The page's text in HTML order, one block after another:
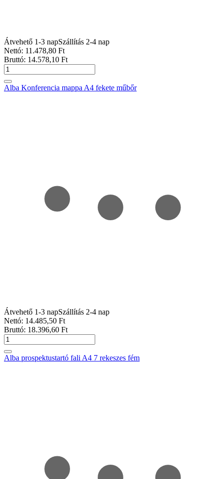
Átvehető 1-3 napSzállítás 2-4 nap
Nettó: 11.478,80 Ft
Bruttó: 14.578,10 Ft
Alba Konferencia mappa A4 fekete műbőr
Átvehető 1-3 napSzállítás 2-4 nap
Nettó: 14.485,50 Ft
Bruttó: 18.396,60 Ft
Alba prospektustartó fali A4 7 rekeszes fém